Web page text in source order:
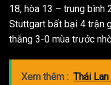
18, hòa 13 – trung bình
Stuttgart bất bại 4 trận
thắng 3-0 mùa trước
Xem thêm : Thái